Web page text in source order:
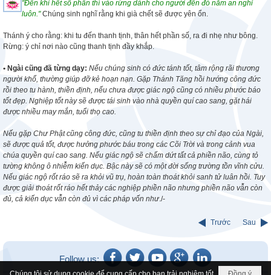
"Đến khi hết số phần thì vào rừng dành cho người đến đó nằm an nghỉ
luôn."Chúng sinh nghĩ rằng khi già chết sẽ được yên ổn.
Thánh ý cho rằng: khi tu đến thanh tịnh, thân hết phần số, ra đi nhẹ như bông.
Rừng: ý chỉ nơi nào cũng thanh tịnh đầy khắp.
• Ngài cũng đã từng dạy: Nếu chúng sinh có đức tánh tốt, tâm rộng rãi thương
người khổ, thường giúp đỡ kẻ hoạn nạn. Gặp Thánh Tăng hồi hướng công đức
rồi theo tu hành, thiền định, nếu chưa được giác ngộ cũng có nhiều phước báo
tốt đẹp. Nghiệp tốt này sẽ được tái sinh vào nhà quyền quí cao sang, gặt hái
được nhiều may mắn, tuổi thọ cao.
Nếu gặp Chư Phật cũng công đức, cũng tu thiền định theo sự chỉ đạo của Ngài,
sẽ được quả tốt, được hưởng phước báu trong các Cõi Trời và trong cảnh vua
chúa quyền quí cao sang. Nếu giác ngộ sẽ chấm dứt tất cả phiền não, cùng tỏ
tường không ô nhiễm kiến dục. Bậc này sẽ có một đời sống trường tồn vĩnh cửu.
Nếu giác ngộ rốt ráo sẽ ra khỏi vũ trụ, hoàn toàn thoát khỏi sanh tử luân hồi. Tuy
được giải thoát rốt ráo hết thảy các nghiệp phiền não nhưng phiền não vẫn còn
đủ, cả kiến dục vẫn còn đủ vì các pháp vốn như./-
Trước Sau
Follow us: